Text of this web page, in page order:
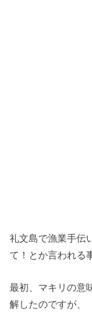
礼文島で漁業手伝
て！とか言われる
最初、マキリの意
解したのですが、